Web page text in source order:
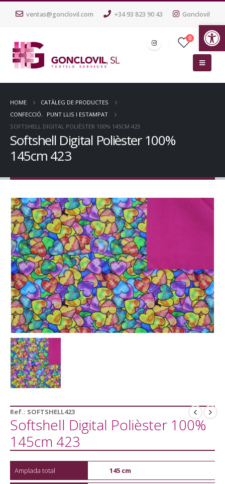
ventas@gonclovil.com +34 93 823 90 43 Gonclovil
0
HOME
CATÀLEG DE PRODUCTES
CONFECCIÓ,
PUNT LLIS I ESTAMPAT
SOFTSHELL DIGITAL POLIÈSTER 100% 145CM 423
Softshell Digital Polièster 100%
145cm 423
Ref.: SOFTSHELL423
Softshell Digital Polièster 100%
145cm 423
Amplada total 145 cm